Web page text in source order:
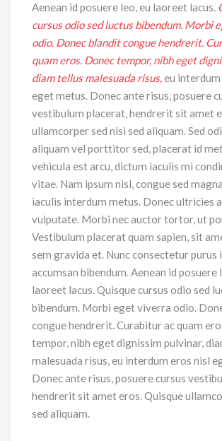
Aenean id posuere leo, eu laoreet lacus.
cursus odio sed luctus bibendum. Morbi
odio. Donec blandit congue hendrerit.
quam eros. Donec tempor, nibh eget
diam tellus malesuada risus,eu
eget metus. Donec ante risus, posuere
vestibulum placerat, hendrerit sit amet
ullamcorper sed nisi sed aliquam. Sed
aliquam vel porttitor sed, placerat id
vehicula est arcu, dictum iaculis mi
vitae. Nam ipsum nisl, congue sed
iaculis interdum metus. Donec ultricies
vulputate. Morbi nec auctor tortor, ut
Vestibulum placerat quam sapien, sit
sem gravida et. Nunc consectetur purus
accumsan bibendum. Aenean id posuere
laoreet lacus. Quisque cursus odio sed
bibendum. Morbi eget viverra odio.
congue hendrerit. Curabitur ac quam
tempor, nibh eget dignissim pulvinar,
malesuada risus, eu interdum eros nisl
Donec ante risus, posuere cursus
hendrerit sit amet eros. Quisque
sed aliquam.